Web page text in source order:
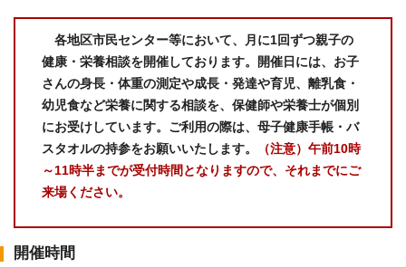
各地区市民センター等において、月に1回ずつ親子の
健康・栄養相談を開催しております。開催日には、お子
さんの身長・体重の測定や成長・発達や育児、離乳食・
幼児食など栄養に関する相談を、保健師や栄養士が個別
にお受けしています。ご利用の際は、母子健康手帳・バ
スタオルの持参をお願いいたします。
（注意）午前10時
～11時半までが受付時間となりますので、それまでにご
来場ください。
開催時間